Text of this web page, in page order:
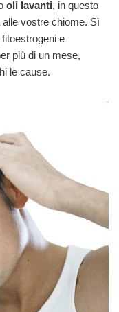
oli lavanti, in questo
vostre chiome. Sì
e
più di un mese,
le cause.